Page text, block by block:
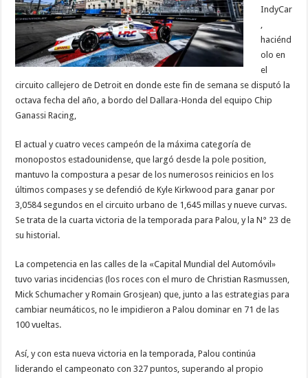
IndyCar
,
haciénd
olo en
el
circuito callejero de Detroit en donde este fin de semana se disputó la
octava fecha del año, a bordo del Dallara-Honda del equipo Chip
Ganassi Racing,
El actual y cuatro veces campeón de la máxima categoría de
monopostos estadounidense, que largó desde la pole position,
mantuvo la compostura a pesar de los numerosos reinicios en los
últimos compases y se defendió de Kyle Kirkwood para ganar por
3,0584 segundos en el circuito urbano de 1,645 millas y nueve curvas.
Se trata de la cuarta victoria de la temporada para Palou, y la N° 23 de
su historial.
La competencia en las calles de la «Capital Mundial del Automóvil»
tuvo varias incidencias (los roces con el muro de Christian Rasmussen,
Mick Schumacher y Romain Grosjean) que, junto a las estrategias para
cambiar neumáticos, no le impidieron a Palou dominar en 71 de las
100 vueltas.
Así, y con esta nueva victoria en la temporada, Palou continúa
liderando el campeonato con 327 puntos, superando al propio